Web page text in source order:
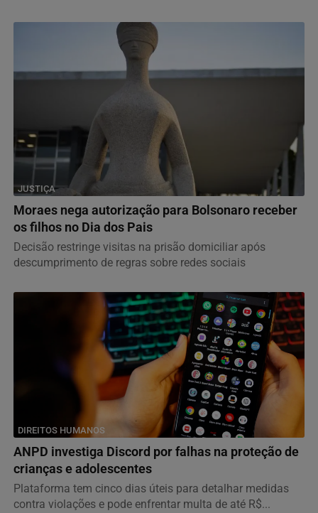
JUSTIÇA
Moraes nega autorização para Bolsonaro receber
os filhos no Dia dos Pais
Decisão restringe visitas na prisão domiciliar após
descumprimento de regras sobre redes sociais
DIREITOS HUMANOS
ANPD investiga Discord por falhas na proteção de
crianças e adolescentes
Plataforma tem cinco dias úteis para detalhar medidas
contra violações e pode enfrentar multa de até R$...